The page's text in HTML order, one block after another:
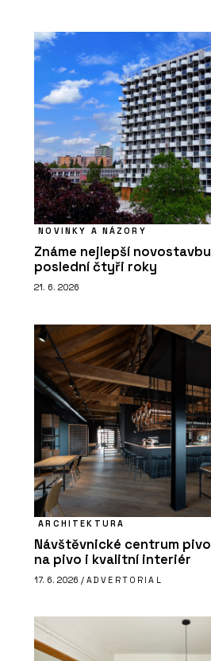
NOVINKY A NÁZORY
Známe nejlepší
poslední čtyři roky
21. 6. 2026
ARCHITEKTURA
Návštěvnické centrum
na pivo i kvalitní interiér
17. 6. 2026 / ADVERTORIAL